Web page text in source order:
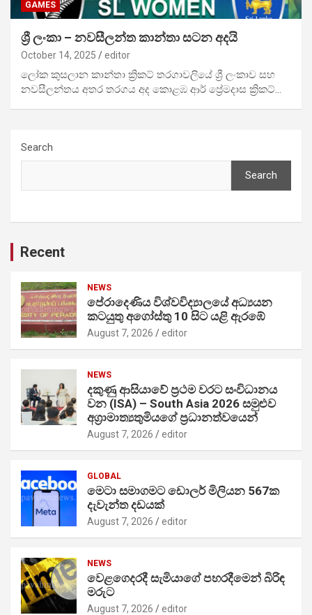
GAMES
ශ්‍රී ලංකා – නවසීලන්ත කාන්තා සටන අදයි
October 14, 2025 editor
ලෝක කුසලාන කාන්තා ක්‍රිකට් තරගාවලි‍යේ ශ්‍රී ලංකාව සහ
නවසීලන්තය අතර තරගය අද කොළඹ ආර් ප්‍රේමදාස ක්‍රිකට්…
Search
Search
Recent
NEWS
පේරාදෙණිය විශ්වවිද්‍යාලයේ අධ්‍යයන
කටයුතු අගෝස්තු 10 සිට යළි ඇරඹේ
August 7, 2026 editor
NEWS
දකුණු ආසියාවේ ප්‍රථම වරට සංවිධානය
වන (ISA) – South Asia 2026 සමුළුව
අග්‍රාමාත්‍යතුමියගේ ප්‍රධානත්වයෙන්
August 7, 2026 editor
GLOBAL
මෙටා සමාගමට ඩොලර් මිලියන 567ක
දැවැන්ත දඩයක්
August 7, 2026 editor
NEWS
වෙළගෙදරදී සැමියාගේ පහරදීමෙන් බිරිඳ
මරුට
August 7, 2026 editor